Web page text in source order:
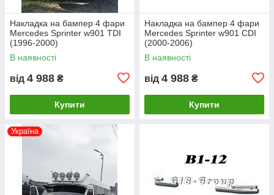
Накладка на бампер 4 фари
Mercedes Sprinter w901 TDI
(1996-2000)
В наявності
від 4 988 ₴
Купити
Накладка на бампер 4 фари
Mercedes Sprinter w901 CDI
(2000-2006)
В наявності
від 4 988 ₴
Купити
Україна